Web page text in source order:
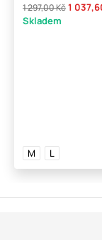
1 297,00 Kč1
Skladem
M L